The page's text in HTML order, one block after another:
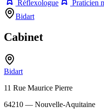
Réflexologue
Praticien
Bidart
Cabinet
Bidart
11 Rue Maurice Pierre
64210 — Nouvelle-Aquitaine